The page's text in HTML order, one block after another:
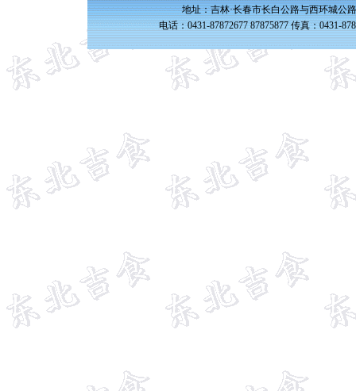
地址：吉林·长春市长白公路与西环城公
电话：0431-87872677 87875877 传真：0431-